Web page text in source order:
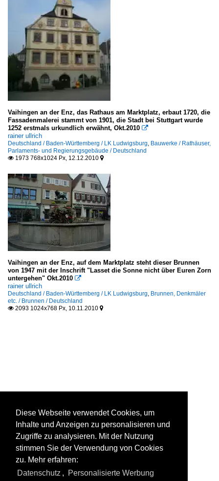
Vaihingen an der Enz, das Rathaus am Marktplatz, erbaut 1720, die
Fassadenmalerei stammt von 1901, die Stadt bei Stuttgart wurde
1252 erstmals urkundlich erwähnt, Okt.2010 
rainer ullrich
Deutschland / Baden-Württemberg / LK Ludwigsburg Bauwerke / Rathäuser,
Parlaments- und Regierungsgebäude / Deutschland
 1973 768x1024 Px, 12.12.2010 
Vaihingen an der Enz, auf dem Marktplatz steht dieser Brunnen
von 1947 mit der Inschrift "Lasset die Sonne nicht über Euren Zorn
untergehen" Okt.2010 
rainer ullrich
Deutschland / Baden-Württemberg / LK Ludwigsburg Brunnen, Denkmäler
etc. / Brunnen / Deutschland
 2093 1024x768 Px, 10.11.2010 
Diese Webseite verwendet Cookies, um
Inhalte und Anzeigen zu personalisieren und
Zugriffe zu analysieren. Mit der Nutzung
stimmen Sie der Verwendung von Cookies
zu. Mehr erfahren:
Datenschutz , Personalisierte Werbung